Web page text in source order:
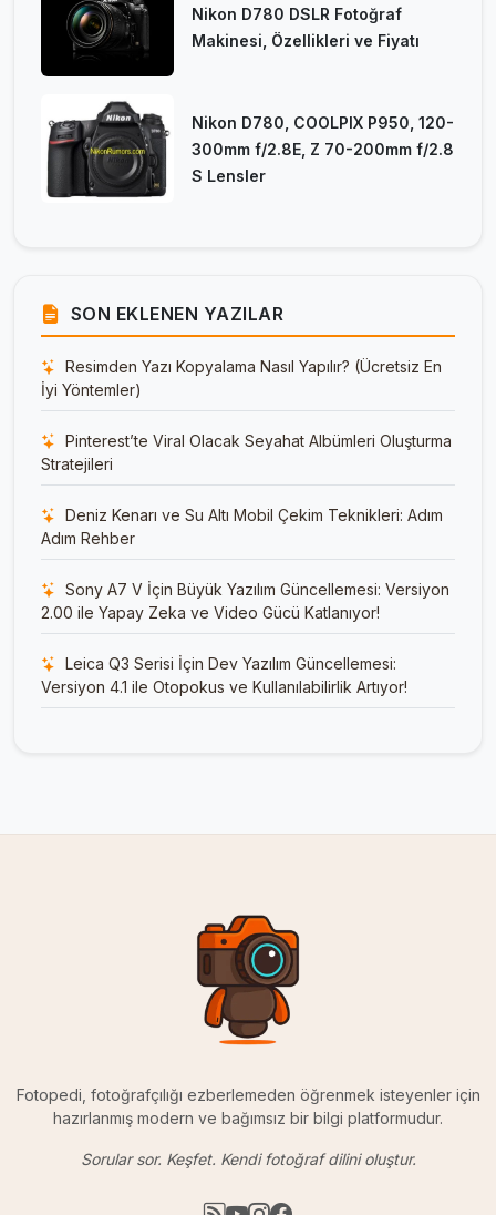
Nikon D780 DSLR Fotoğraf
Makinesi, Özellikleri ve Fiyatı
Nikon D780, COOLPIX P950, 120-
300mm f/2.8E, Z 70-200mm f/2.8
S Lensler
SON EKLENEN YAZILAR
Resimden Yazı Kopyalama Nasıl Yapılır? (Ücretsiz En
İyi Yöntemler)
Pinterest’te Viral Olacak Seyahat Albümleri Oluşturma
Stratejileri
Deniz Kenarı ve Su Altı Mobil Çekim Teknikleri: Adım
Adım Rehber
Sony A7 V İçin Büyük Yazılım Güncellemesi: Versiyon
2.00 ile Yapay Zeka ve Video Gücü Katlanıyor!
Leica Q3 Serisi İçin Dev Yazılım Güncellemesi:
Versiyon 4.1 ile Otopokus ve Kullanılabilirlik Artıyor!
Fotopedi, fotoğrafçılığı ezberlemeden öğrenmek isteyenler için
hazırlanmış modern ve bağımsız bir bilgi platformudur.
Sorular sor. Keşfet. Kendi fotoğraf dilini oluştur.